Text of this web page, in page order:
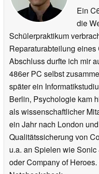
Ein
die
Schülerpraktikum
Reparaturabteilung
Abschluss durfte ich mir
486er PC selbst
später ein
Berlin, Psychologie kam
als wissenschaftlicher
ein Jahr nach London
Qualitätssicherung von
u.a. an Spielen wie
oder Company of